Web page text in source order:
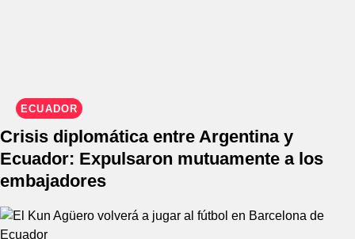
ECUADOR
Crisis diplomática entre Argentina y
Ecuador: Expulsaron mutuamente a los
embajadores